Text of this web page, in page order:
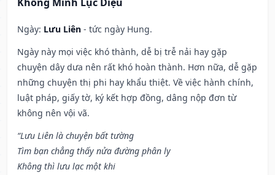
Ngày: Lưu Liên - tức ngày Hung.
Ngày này mọi việc khó thành, dễ bị trễ nải hay gặp
chuyện dây dưa nên rất khó hoàn thành. Hơn nữa, dễ gặp
những chuyện thị phi hay khẩu thiệt. Về việc hành chính,
luật pháp, giấy tờ, ký kết hợp đồng, dâng nộp đơn từ
không nên vội vã.
“Lưu Liên là chuyện bất tường
Tìm bạn chẳng thấy nửa đường phân ly
Không thì lưu lạc một khi